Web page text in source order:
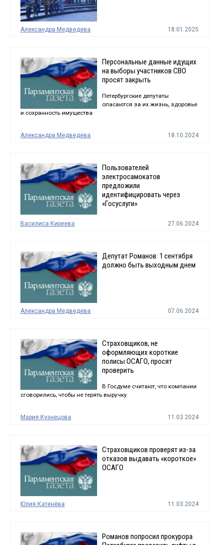
Александра Медведева 18.01.2025
Персональные данные идущих
на выборы участников СВО
просят закрыть
Петербургские депутаты
опасаются за их жизнь, здоровье
и сохранность имущества
Александра Медведева 18.10.2024
Пользователей
электросамокатов
предложили
идентифицировать через
«Госуслуги»
Василиса Киреева 27.06.2024
Депутат Романов: 1 сентября
должно быть выходным днем
Александра Медведева 07.06.2024
Страховщиков, не
оформляющих короткие
полисы ОСАГО, просят
проверить
В Госдуме считают, что компании
сговорились, чтобы не терять выручку
Мария Кузнецова 11.03.2024
Страховщиков проверят из-за
отказов выдавать «короткое»
ОСАГО
Юлия Катенёва 11.03.2024
Романов попросил прокурора